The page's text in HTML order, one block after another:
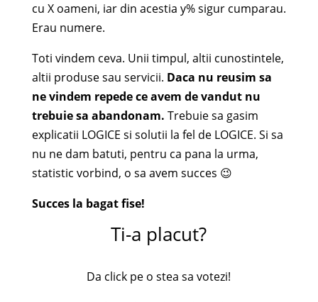
cu X oameni, iar din acestia y% sigur cumparau.
Erau numere.
Toti vindem ceva. Unii timpul, altii cunostintele,
altii produse sau servicii. Daca nu reusim sa
ne vindem repede ce avem de vandut nu
trebuie sa abandonam. Trebuie sa gasim
explicatii LOGICE si solutii la fel de LOGICE. Si sa
nu ne dam batuti, pentru ca pana la urma,
statistic vorbind, o sa avem succes 😉
Succes la bagat fise!
Ti-a placut?
Da click pe o stea sa votezi!